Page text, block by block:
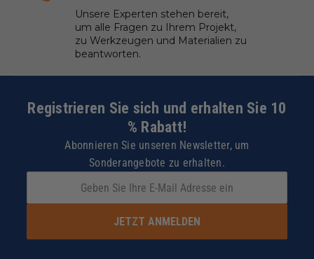
Unsere Experten stehen bereit,
um alle Fragen zu Ihrem Projekt,
zu Werkzeugen und Materialien zu
beantworten.
Registrieren Sie sich und erhalten Sie 10
% Rabatt!
Abonnieren Sie unseren Newsletter, um
Sonderangebote zu erhalten.
JETZT ANMELDEN